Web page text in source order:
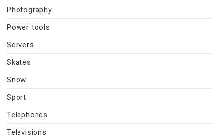
Photography
Power tools
Servers
Skates
Snow
Sport
Telephones
Televisions